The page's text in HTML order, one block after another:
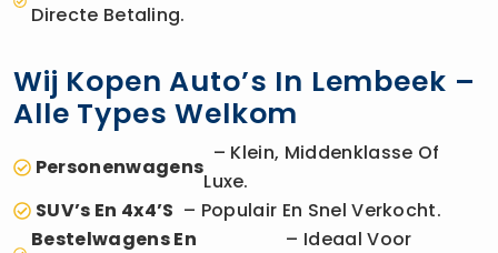
Directe Betaling.
Wij Kopen Auto’s In Lembeek –
Alle Types Welkom
Personenwagens
– Klein, Middenklasse Of
Luxe.
SUV’s En 4x4’s – Populair En Snel Verkocht.
Bestelwagens En
– Ideaal Voor